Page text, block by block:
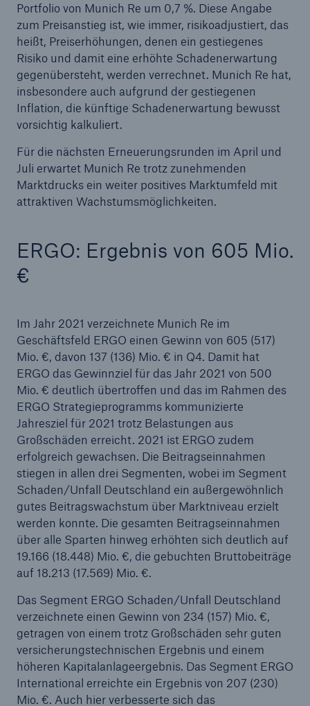
Portfolio von Munich Re um 0,7 %. Diese Angabe
zum Preisanstieg ist, wie immer, risikoadjustiert, das
heißt, Preiserhöhungen, denen ein gestiegenes
Risiko und damit eine erhöhte Schadenerwartung
gegenübersteht, werden verrechnet. Munich Re hat,
insbesondere auch aufgrund der gestiegenen
Inflation, die künftige Schadenerwartung bewusst
vorsichtig kalkuliert.
Für die nächsten Erneuerungsrunden im April und
Juli erwartet Munich Re trotz zunehmenden
Marktdrucks ein weiter positives Marktumfeld mit
attraktiven Wachstumsmöglichkeiten.
ERGO: Ergebnis von 605 Mio.
€
Im Jahr 2021 verzeichnete Munich Re im
Geschäftsfeld ERGO einen Gewinn von 605 (517)
Mio. €, davon 137 (136) Mio. € in Q4. Damit hat
ERGO das Gewinnziel für das Jahr 2021 von 500
Mio. € deutlich übertroffen und das im Rahmen des
ERGO Strategieprogramms kommunizierte
Jahresziel für 2021 trotz Belastungen aus
Großschäden erreicht. 2021 ist ERGO zudem
erfolgreich gewachsen. Die Beitragseinnahmen
stiegen in allen drei Segmenten, wobei im Segment
Schaden/Unfall Deutschland ein außergewöhnlich
gutes Beitragswachstum über Marktniveau erzielt
werden konnte. Die gesamten Beitragseinnahmen
über alle Sparten hinweg erhöhten sich deutlich auf
19.166 (18.448) Mio. €, die gebuchten Bruttobeiträge
auf 18.213 (17.569) Mio. €.
Das Segment ERGO Schaden/Unfall Deutschland
verzeichnete einen Gewinn von 234 (157) Mio. €,
getragen von einem trotz Großschäden sehr guten
versicherungstechnischen Ergebnis und einem
höheren Kapitalanlageergebnis. Das Segment ERGO
International erreichte ein Ergebnis von 207 (230)
Mio. €. Auch hier verbesserte sich das